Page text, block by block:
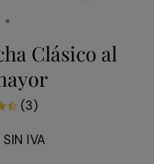
Clásico al
(3)
SIN IVA